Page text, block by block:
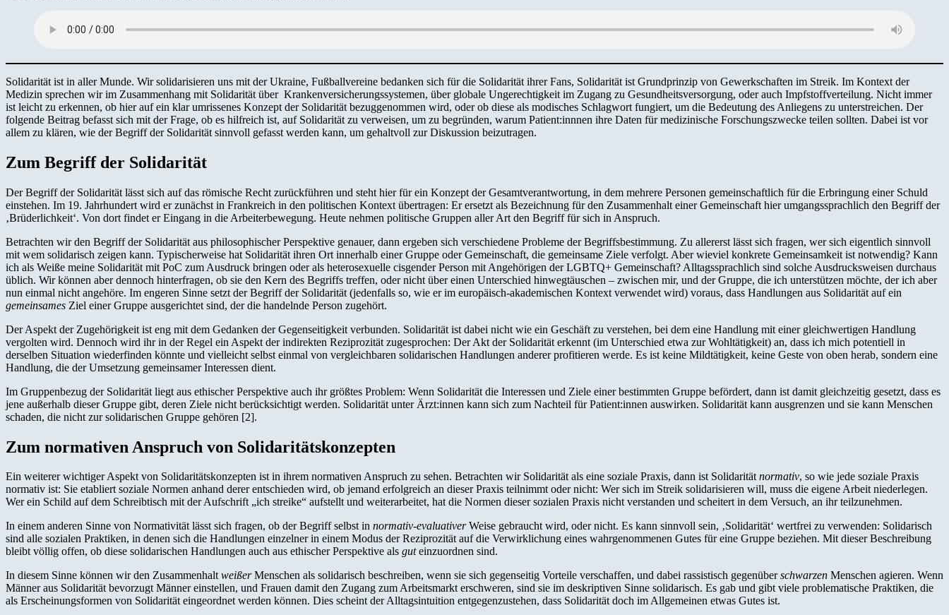
Solidarität ist in aller Munde. Wir solidarisieren uns mit der Ukraine, Fußballvereine bedanken sich für die Solidarität ihrer Fans, Solidarität ist Grundprinzip von Gewerkschaften im Streik. Im Kontext der
Medizin sprechen wir im Zusammenhang mit Solidarität über Krankenversicherungssystemen, über globale Ungerechtigkeit im Zugang zu Gesundheitsversorgung, oder auch Impfstoffverteilung. Nicht immer
ist leicht zu erkennen, ob hier auf ein klar umrissenes Konzept der Solidarität bezuggenommen wird, oder ob diese als modisches Schlagwort fungiert, um die Bedeutung des Anliegens zu unterstreichen. Der
folgende Beitrag befasst sich mit der Frage, ob es hilfreich ist, auf Solidarität zu verweisen, um zu begründen, warum Patient:innnen ihre Daten für medizinische Forschungszwecke teilen sollten. Dabei ist vor
allem zu klären, wie der Begriff der Solidarität sinnvoll gefasst werden kann, um gehaltvoll zur Diskussion beizutragen.
Zum Begriff der Solidarität
Der Begriff der Solidarität lässt sich auf das römische Recht zurückführen und steht hier für ein Konzept der Gesamtverantwortung, in dem mehrere Personen gemeinschaftlich für die Erbringung einer Schuld
einstehen. Im 19. Jahrhundert wird er zunächst in Frankreich in den politischen Kontext übertragen: Er ersetzt als Bezeichnung für den Zusammenhalt einer Gemeinschaft hier umgangssprachlich den Begriff der
‚Brüderlichkeit‘. Von dort findet er Eingang in die Arbeiterbewegung. Heute nehmen politische Gruppen aller Art den Begriff für sich in Anspruch.
Betrachten wir den Begriff der Solidarität aus philosophischer Perspektive genauer, dann ergeben sich verschiedene Probleme der Begriffsbestimmung. Zu allererst lässt sich fragen, wer sich eigentlich sinnvoll
mit wem solidarisch zeigen kann. Typischerweise hat Solidarität ihren Ort innerhalb einer Gruppe oder Gemeinschaft, die gemeinsame Ziele verfolgt. Aber wieviel konkrete Gemeinsamkeit ist notwendig? Kann
ich als Weiße meine Solidarität mit PoC zum Ausdruck bringen oder als heterosexuelle cisgender Person mit Angehörigen der LGBTQ+ Gemeinschaft? Alltagssprachlich sind solche Ausdrucksweisen durchaus
üblich. Wir können aber dennoch hinterfragen, ob sie den Kern des Begriffs treffen, oder nicht über einen Unterschied hinwegtäuschen – zwischen mir, und der Gruppe, die ich unterstützen möchte, der ich aber
nun einmal nicht angehöre. Im engeren Sinne setzt der Begriff der Solidarität (jedenfalls so, wie er im europäisch-akademischen Kontext verwendet wird) voraus, dass Handlungen aus Solidarität auf ein
gemeinsames Ziel einer Gruppe ausgerichtet sind, der die handelnde Person zugehört.
Der Aspekt der Zugehörigkeit ist eng mit dem Gedanken der Gegenseitigkeit verbunden. Solidarität ist dabei nicht wie ein Geschäft zu verstehen, bei dem eine Handlung mit einer gleichwertigen Handlung
vergolten wird. Dennoch wird ihr in der Regel ein Aspekt der indirekten Reziprozität zugesprochen: Der Akt der Solidarität erkennt (im Unterschied etwa zur Wohltätigkeit) an, dass ich mich potentiell in
derselben Situation wiederfinden könnte und vielleicht selbst einmal von vergleichbaren solidarischen Handlungen anderer profitieren werde. Es ist keine Mildtätigkeit, keine Geste von oben herab, sondern eine
Handlung, die der Umsetzung gemeinsamer Interessen dient.
Im Gruppenbezug der Solidarität liegt aus ethischer Perspektive auch ihr größtes Problem: Wenn Solidarität die Interessen und Ziele einer bestimmten Gruppe befördert, dann ist damit gleichzeitig gesetzt, dass es
jene außerhalb dieser Gruppe gibt, deren Ziele nicht berücksichtigt werden. Solidarität unter Ärzt:innen kann sich zum Nachteil für Patient:innen auswirken. Solidarität kann ausgrenzen und sie kann Menschen
schaden, die nicht zur solidarischen Gruppe gehören [2].
Zum normativen Anspruch von Solidaritätskonzepten
Ein weiterer wichtiger Aspekt von Solidaritätskonzepten ist in ihrem normativen Anspruch zu sehen. Betrachten wir Solidarität als eine soziale Praxis, dann ist Solidaritätnormativ, so wie jede soziale Praxis
normativ ist: Sie etabliert soziale Normen anhand derer entschieden wird, ob jemand erfolgreich an dieser Praxis teilnimmt oder nicht: Wer sich im Streik solidarisieren will, muss die eigene Arbeit niederlegen.
Wer ein Schild auf dem Schreibtisch mit der Aufschrift „ich streike“ aufstellt und weiterarbeitet, hat die Normen dieser sozialen Praxis nicht verstanden und scheitert in dem Versuch, an ihr teilzunehmen.
In einem anderen Sinne von Normativität lässt sich fragen, ob der Begriff selbst in normativ-evaluativerWeise gebraucht wird, oder nicht. Es kann sinnvoll sein, ‚Solidarität‘ wertfrei zu verwenden: Solidarisch
sind alle sozialen Praktiken, in denen sich die Handlungen einzelner in einem Modus der Reziprozität auf die Verwirklichung eines wahrgenommenen Gutes für eine Gruppe beziehen. Mit dieser Beschreibung
bleibt völlig offen, ob diese solidarischen Handlungen auch aus ethischer Perspektive als guteinzuordnen sind.
In diesem Sinne können wir den ZusammenhaltweißerMenschen als solidarisch beschreiben, wenn sie sich gegenseitig Vorteile verschaffen, und dabei rassistisch gegenüberschwarzen Menschen agieren. Wenn
Männer aus Solidarität bevorzugt Männer einstellen, und Frauen damit den Zugang zum Arbeitsmarkt erschweren, sind sie im deskriptiven Sinne solidarisch. Es gab und gibt viele problematische Praktiken, die
als Erscheinungsformen von Solidarität eingeordnet werden können. Dies scheint der Alltagsintuition entgegenzustehen, dass Solidarität doch im Allgemeinen etwas Gutes ist.